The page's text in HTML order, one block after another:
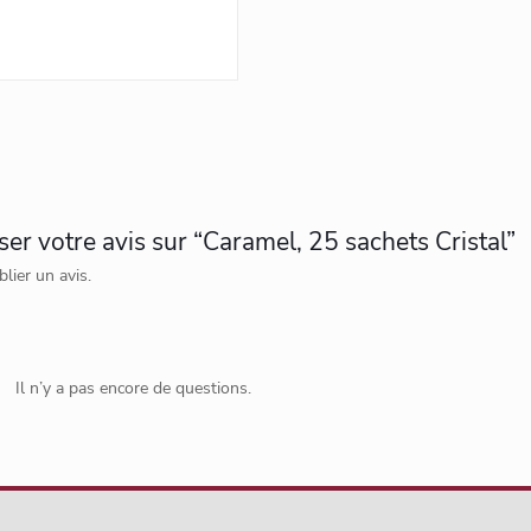
votre avis sur “Caramel, 25 sachets Cristal”
un avis.
Il n’y a pas encore de questions.